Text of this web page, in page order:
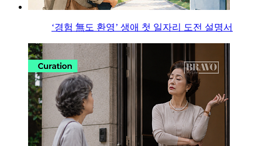
‘경험 無도 환영’ 생애 첫 일자리 도전 설명서